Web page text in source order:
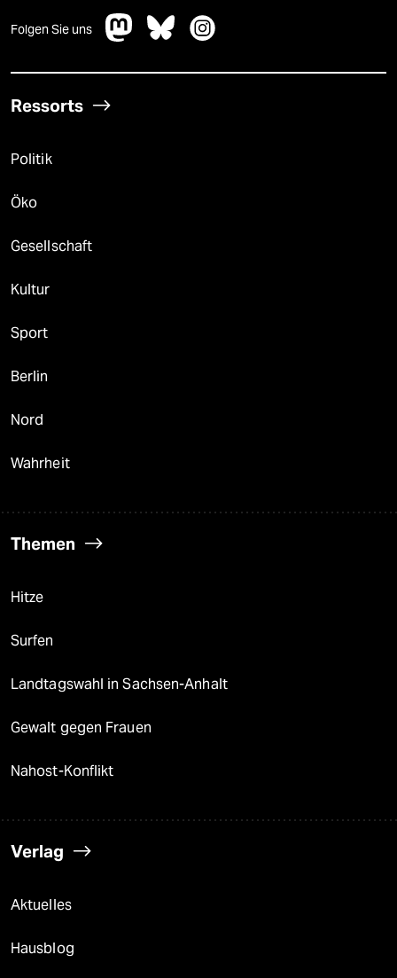
Folgen Sie uns
Ressorts
Politik
Öko
Gesellschaft
Kultur
Sport
Berlin
Nord
Wahrheit
Themen
Hitze
Surfen
Landtagswahl in Sachsen-Anhalt
Gewalt gegen Frauen
Nahost-Konflikt
Verlag
Aktuelles
Hausblog